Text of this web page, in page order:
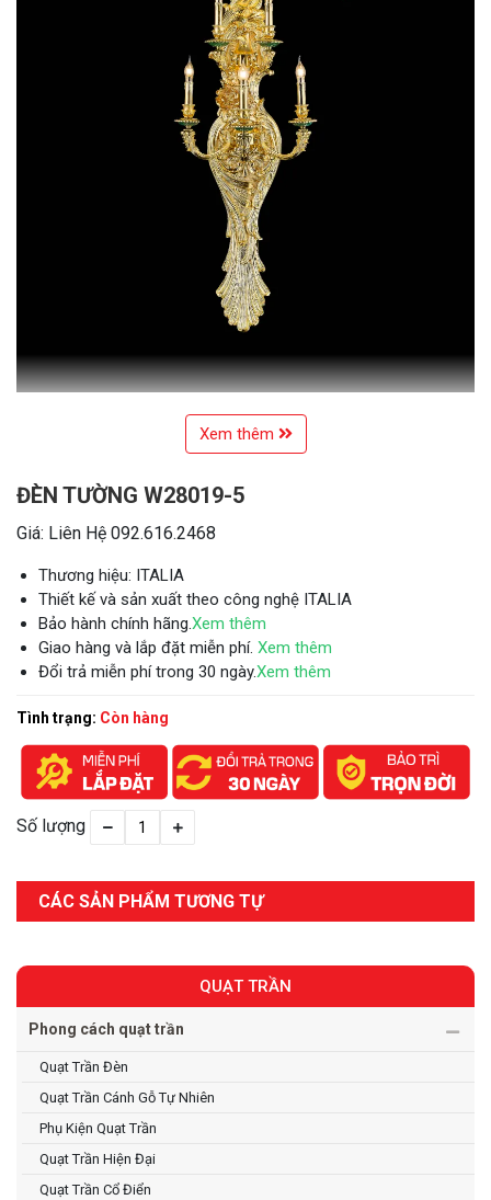
Xem thêm
ĐÈN TƯỜNG W28019-5
Giá: Liên Hệ 092.616.2468
Thương hiệu: ITALIA
Thiết kế và sản xuất theo công nghệ ITALIA
Bảo hành chính hãng.Xem thêm
Giao hàng và lắp đặt miễn phí. Xem thêm
Đổi trả miễn phí trong 30 ngày.Xem thêm
Tình trạng: Còn hàng
Số lượng
CÁC SẢN PHẨM TƯƠNG TỰ
QUẠT TRẦN
Phong cách quạt trần
Quạt Trần Đèn
Quạt Trần Cánh Gỗ Tự Nhiên
Phụ Kiện Quạt Trần
Quạt Trần Hiện Đại
Quạt Trần Cổ Điển